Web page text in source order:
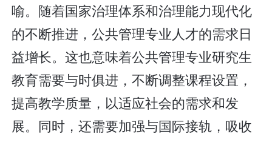
喻。随着国家治理体系和治理能力现代化
的不断推进，公共管理专业人才的需求日
益增长。这也意味着公共管理专业研究生
教育需要与时俱进，不断调整课程设置，
提高教学质量，以适应社会的需求和发
展。同时，还需要加强与国际接轨，吸收